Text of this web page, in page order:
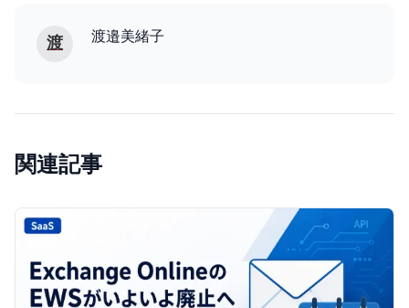
渡 渡邉美緒子
関連記事